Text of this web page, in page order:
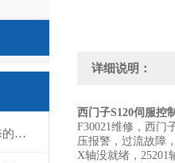
分享！西门子伺服驱动器维修的七大方法
详细说明：
西门子S120伺服控
F30021维修，西门
压报警，过流故障
X轴没就绪，25201